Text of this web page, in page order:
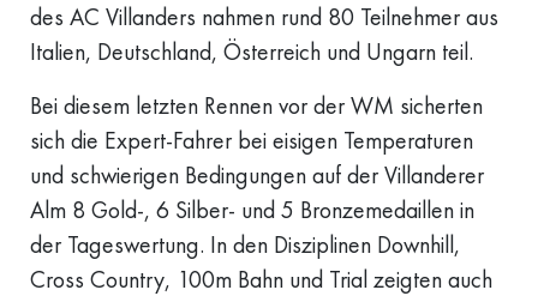
des AC Villanders nahmen rund 80 Teilnehmer aus
Italien, Deutschland, Österreich und Ungarn teil.
Bei diesem letzten Rennen vor der WM sicherten
sich die Expert-Fahrer bei eisigen Temperaturen
und schwierigen Bedingungen auf der Villanderer
Alm 8 Gold-, 6 Silber- und 5 Bronzemedaillen in
der Tageswertung. In den Disziplinen Downhill,
Cross Country, 100m Bahn und Trial zeigten auch